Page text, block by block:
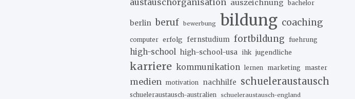
austauschorganisation auszeichnung bachelor
berlin beruf bewerbung bildung coaching
computer erfolg fernstudium fortbildung fuehrung
high-school high-school-usa ihk jugendliche
karriere kommunikation lernen marketing master
medien motivation nachhilfe schueleraustausch
schueleraustausch-australien schueleraustausch-england